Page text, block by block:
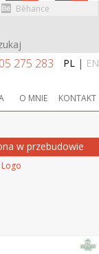
Bēhance
275 283 PL | EN
O MNIE KONTAKT
w przebudowie
Logo